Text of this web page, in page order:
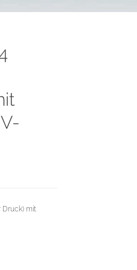
Druck) mit